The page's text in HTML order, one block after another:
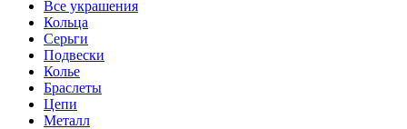
Все украшения
Кольца
Серьги
Подвески
Колье
Браслеты
Цепи
Металл